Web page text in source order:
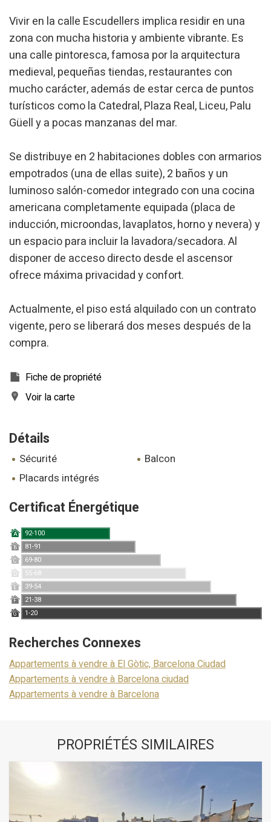
Vivir en la calle Escudellers implica residir en una
zona con mucha historia y ambiente vibrante. Es
una calle pintoresca, famosa por la arquitectura
medieval, pequeñas tiendas, restaurantes con
mucho carácter, además de estar cerca de puntos
turísticos como la Catedral, Plaza Real, Liceu, Palu
Güell y a pocas manzanas del mar.
Se distribuye en 2 habitaciones dobles con armarios
empotrados (una de ellas suite), 2 baños y un
luminoso salón-comedor integrado con una cocina
americana completamente equipada (placa de
inducción, microondas, lavaplatos, horno y nevera) y
un espacio para incluir la lavadora/secadora. Al
disponer de acceso directo desde el ascensor
ofrece máxima privacidad y confort.
Actualmente, el piso está alquilado con un contrato
vigente, pero se liberará dos meses después de la
compra.
Fiche de propriété
Voir la carte
Détails
sécurité
balcon
placards intégrés
Certificat Énergétique
A 92-100
B 81-91
C 69-80
D 55-68
E 39-54
F 21-38
G 1-20
Recherches Connexes
Appartements à vendre à El Gòtic, Barcelona Ciudad
Appartements à vendre à Barcelona ciudad
Appartements à vendre à Barcelona
PROPRIÉTÉS SIMILAIRES
disque dur, même s'il doit garder à l'esprit qu'une telle
action peut entraîner des difficultés de navigation sur le
site.
Analyse et Personnalisation
Ils permettent le suivi et l'analyse du comportement des
utilisateurs de ce site. Les informations collectées via ce
type de cookies sont utilisées pour mesurer l'activité du
Web pour l'élaboration des profils de navigation des
utilisateurs du service. . Ils nous permettent de
sauvegarder les informations de préférence de l'utilisateur
pour améliorer la qualité de nos services et offrir une
meilleure expérience grâce aux produits recommandés.
Marketing et Publicité
les préférences et les choix personnels de l'utilisateur
grâce à l'observation continue de ses habitudes de
navigation. Grâce à eux, nous pouvons connaître les
habitudes de navigation sur le site Web et afficher des
publicités liées au profil de navigation de l'utilisateur.